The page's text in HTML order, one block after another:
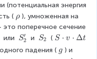
2
(потенциальная энергия
( \
r
ρ ), умноженная на
поперечное сечение
или S
'
S2
′ и S
_
S2 ( S
\
S ⋅ v ⋅ Δt
падения ( \
g ) и